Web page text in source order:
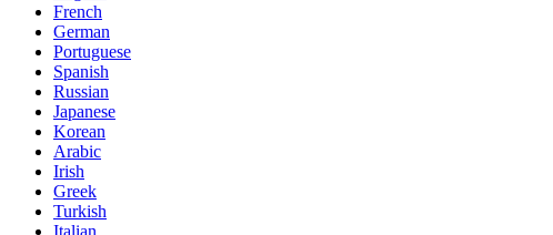
French
German
Portuguese
Spanish
Russian
Japanese
Korean
Arabic
Irish
Greek
Turkish
Italian